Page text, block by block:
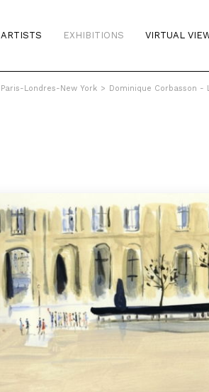
ARTISTS EXHIBITIONS VIRTUAL
Paris-Londres-New York > Dominique Corbasson -